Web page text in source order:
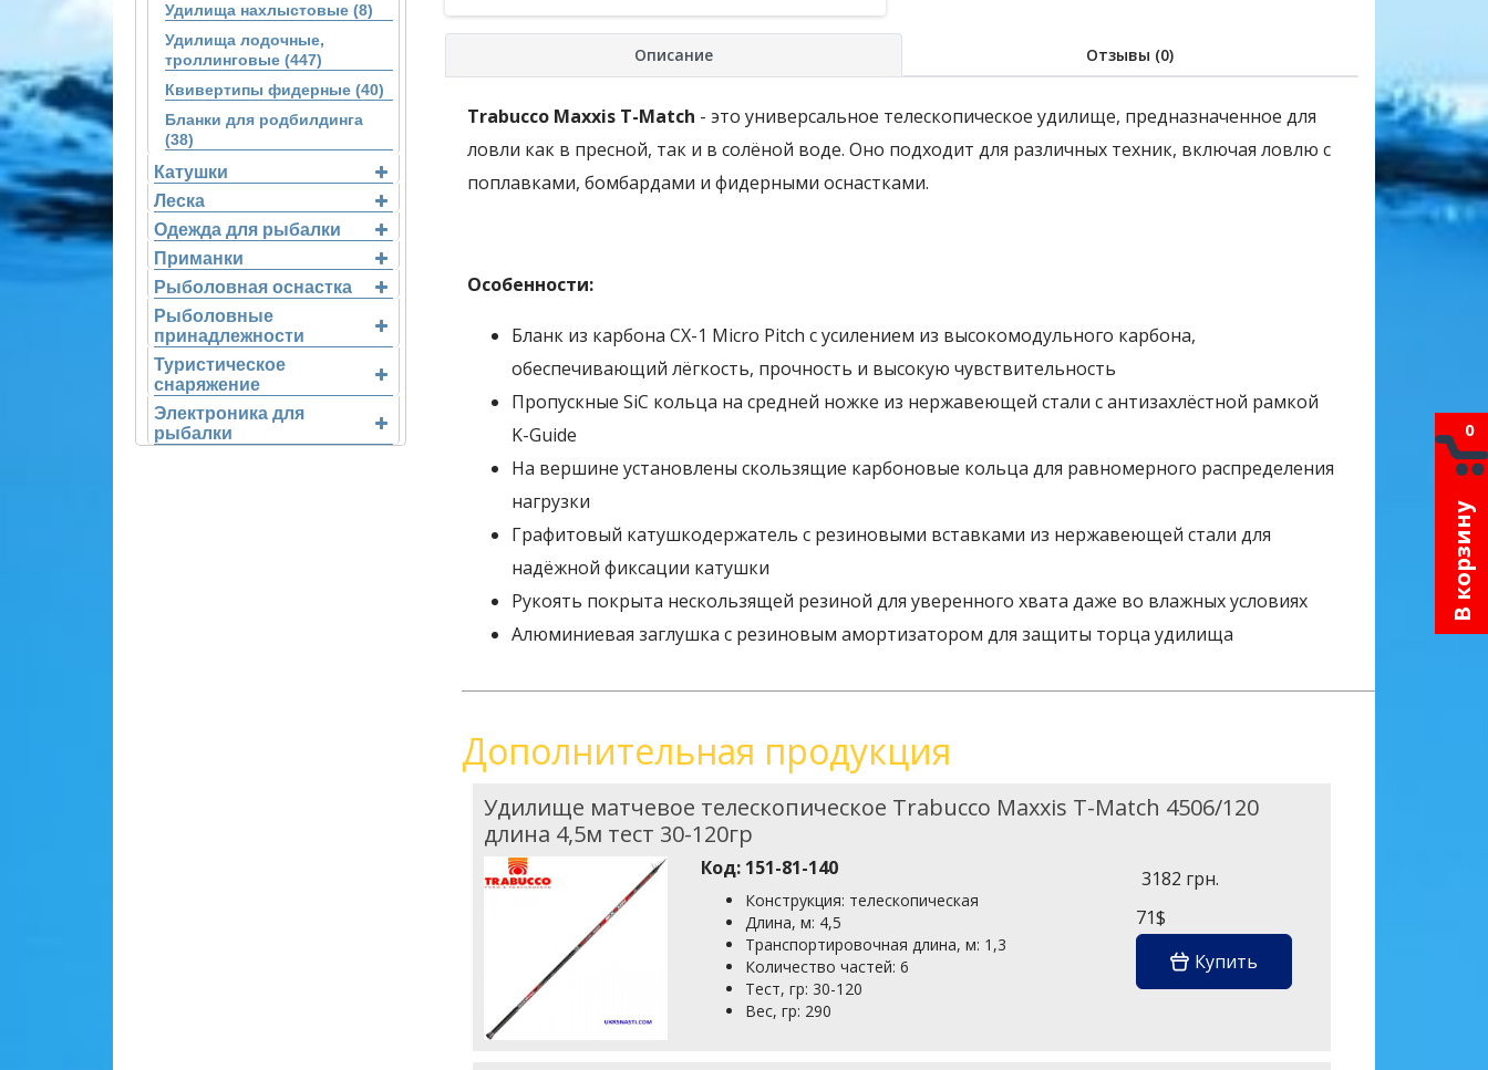
Удилища нахлыстовые (8)
Удилища лодочные,
троллинговые (447)
Квивертипы фидерные (40)
Бланки для родбилдинга
(38)
Катушки
Леска
Одежда для рыбалки
Приманки
Рыболовная оснастка
Рыболовные
принадлежности
Туристическое
снаряжение
Электроника для
рыбалки
Описание Отзывы (0)
Trabucco Maxxis T-Match - это универсальное телескопическое удилище, предназначенное для
ловли как в пресной, так и в солёной воде. Оно подходит для различных техник, включая ловлю с
поплавками, бомбардами и фидерными оснастками.
Особенности:
Бланк из карбона CX-1 Micro Pitch с усилением из высокомодульного карбона,
обеспечивающий лёгкость, прочность и высокую чувствительность
Пропускные SiC кольца на средней ножке из нержавеющей стали с антизахлёстной рамкой
K-Guide
На вершине установлены скользящие карбоновые кольца для равномерного распределения
нагрузки
Графитовый катушкодержатель с резиновыми вставками из нержавеющей стали для
надёжной фиксации катушки
Рукоять покрыта нескользящей резиной для уверенного хвата даже во влажных условиях
Алюминиевая заглушка с резиновым амортизатором для защиты торца удилища
Дополнительная продукция
Удилище матчевое телескопическое Trabucco Maxxis T-Match 4506/120
длина 4,5м тест 30-120гр
Код: 151-81-140
Конструкция: телескопическая
Длина, м: 4,5
Транспортировочная длина, м: 1,3
Количество частей: 6
Тест, гр: 30-120
Вес, гр: 290
3182 грн.
71$
Купить
0
В корзину